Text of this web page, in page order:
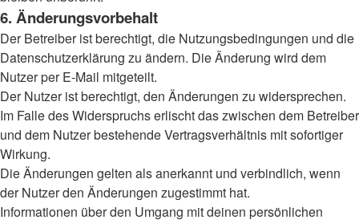
6. Änderungsvorbehalt
Der Betreiber ist berechtigt, die Nutzungsbedingungen und die
Datenschutzerklärung zu ändern. Die Änderung wird dem
Nutzer per E-Mail mitgeteilt.
Der Nutzer ist berechtigt, den Änderungen zu widersprechen.
Im Falle des Widerspruchs erlischt das zwischen dem Betreiber
und dem Nutzer bestehende Vertragsverhältnis mit sofortiger
Wirkung.
Die Änderungen gelten als anerkannt und verbindlich, wenn
der Nutzer den Änderungen zugestimmt hat.
Informationen über den Umgang mit deinen persönlichen